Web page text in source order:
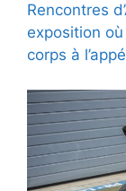
Rencontres
exposition
corps à